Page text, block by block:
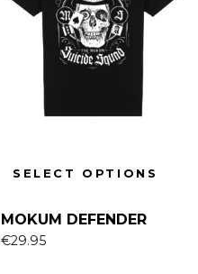
SELECT OPTIONS
MOKUM DEFENDER
€29.95